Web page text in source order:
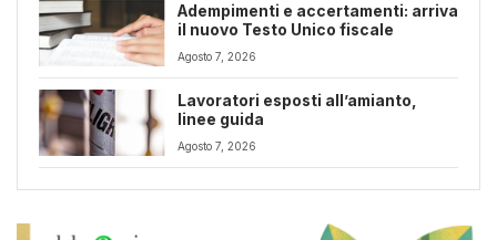
Adempimenti e accertamenti: arriva
il nuovo Testo Unico fiscale
Agosto 7, 2026
Lavoratori esposti all’amianto,
linee guida
Agosto 7, 2026